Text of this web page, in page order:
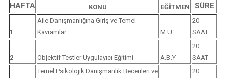
HAFTA KONU EĞİTMEN SÜRE
1
Aile Danışmanlığına Giriş ve Temel
Kavramlar
M.U
20
SAAT
2 Objektif Testler Uygulayıcı Eğitimi A.B.Y
20
SAAT
Temel Psikolojik Danışmanlık Becerileri ve
20